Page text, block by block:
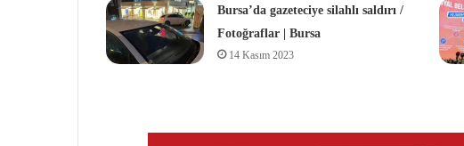
Bursa’da gazeteciye silahlı saldırı /
Fotoğraflar | Bursa
14 Kasım 2023